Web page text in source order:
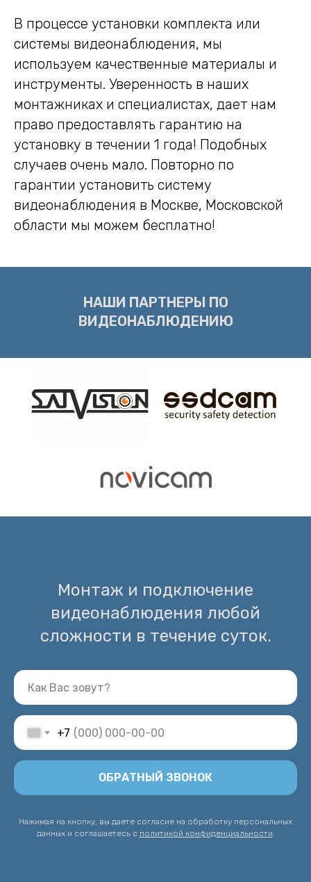
В процессе установки комплекта или
системы видеонаблюдения, мы
используем качественные материалы и
инструменты. Уверенность в наших
монтажниках и специалистах, дает нам
право предоставлять гарантию на
установку в течении 1 года! Подобных
случаев очень мало. Повторно по
гарантии установить систему
видеонаблюдения в Москве, Московской
области мы можем бесплатно!
НАШИ ПАРТНЕРЫ ПО
ВИДЕОНАБЛЮДЕНИЮ
Монтаж и подключение
видеонаблюдения любой
сложности в течение суток.
+7
ОБРАТНЫЙ ЗВОНОК
Нажимая на кнопку, вы даете согласие на обработку персональных
данных и соглашаетесь c политикой конфиденциальности